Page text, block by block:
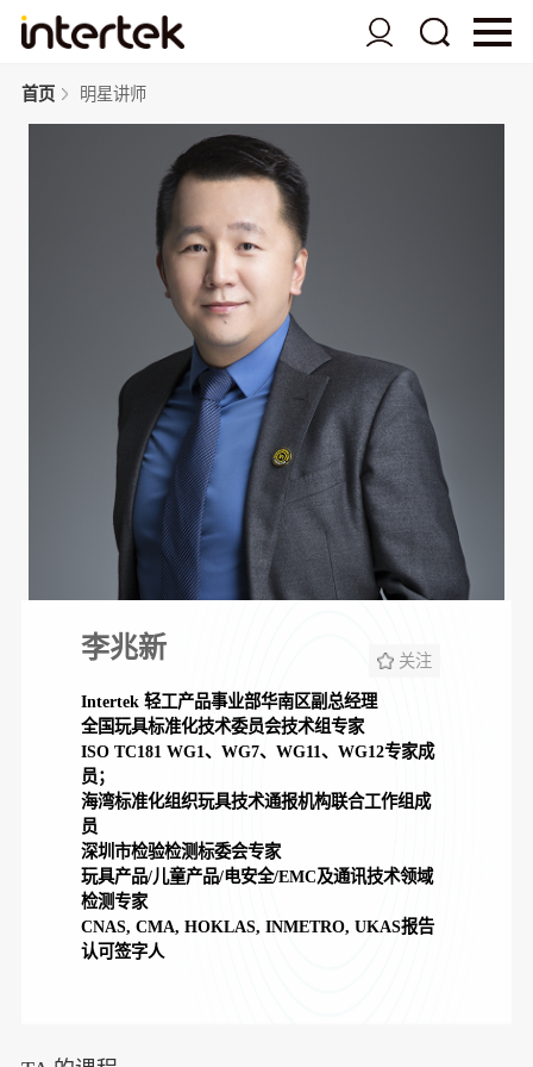
首页 明星讲师
关注
李兆新
Intertek 轻工产品事业部华南区副总经理
全国玩具标准化技术委员会技术组专家
ISO TC181 WG1、WG7、WG11、WG12专家成
员；
海湾标准化组织玩具技术通报机构联合工作组成
员
深圳市检验检测标委会专家
玩具产品/儿童产品/电安全/EMC及通讯技术领域
检测专家
CNAS, CMA, HOKLAS, INMETRO, UKAS报告
认可签字人